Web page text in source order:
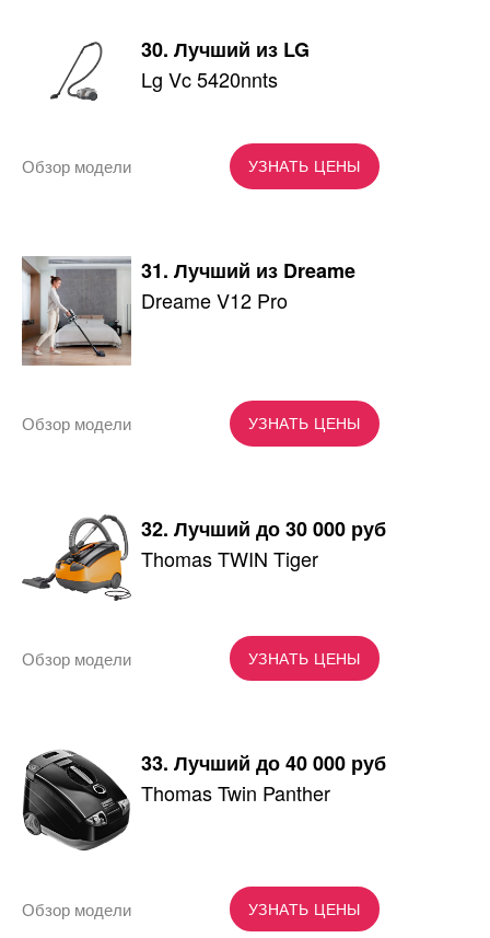
30. Лучший из LG
Lg Vc 5420nnts
УЗНАТЬ ЦЕНЫ
Обзор модели
31. Лучший из Dreame
Dreame V12 Pro
УЗНАТЬ ЦЕНЫ
Обзор модели
32. Лучший до 30 000 руб
Thomas TWIN Tiger
УЗНАТЬ ЦЕНЫ
Обзор модели
33. Лучший до 40 000 руб
Thomas Twin Panther
УЗНАТЬ ЦЕНЫ
Обзор модели